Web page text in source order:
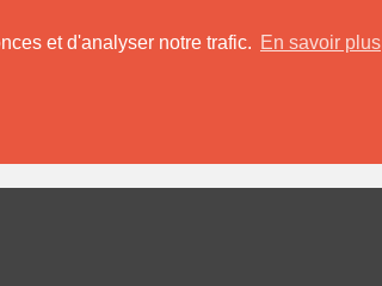
et d'analyser notre trafic. En savoir plus